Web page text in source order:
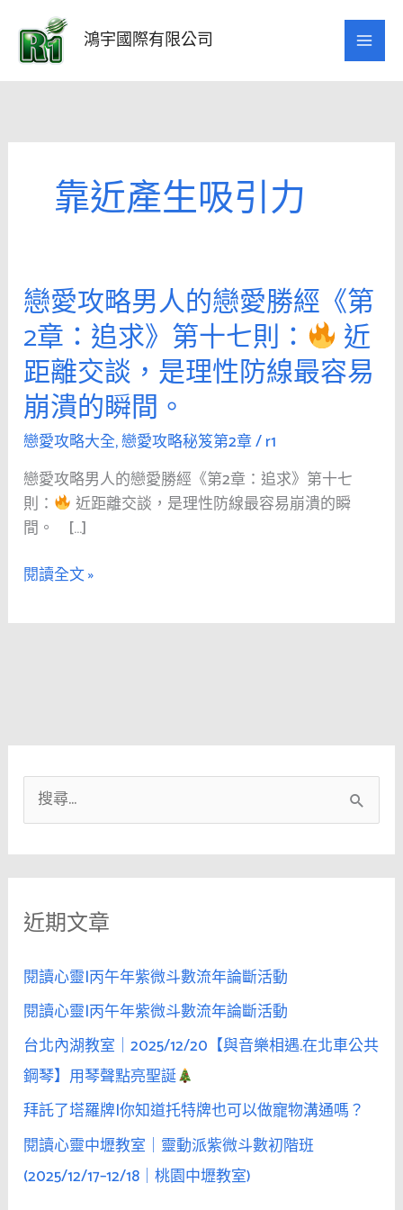
要
鴻宇國際有限公司
靠近產生吸引力
戀愛攻略男人的戀愛勝經《第
2章：追求》第十七則： 近
距離交談，是理性防線最容易
崩潰的瞬間。
戀愛攻略大全,戀愛攻略秘笈第2章/r1
戀愛攻略男人的戀愛勝經《第2章：追求》第十七
則：
近距離交談，是理性防線最容易崩潰的瞬
間。 […]
戀
愛
攻
略
男
人
的
戀
愛
勝
經
《第
2
距
離
交
是
性
防
線
最
容
易
崩
潰
的
閱讀全文 »
尋
關
字
近期文章
閱讀心靈|丙午年紫微斗數流年論斷活動
閱讀心靈|丙午年紫微斗數流年論斷活動
台北內湖教室｜2025/12/20【與音樂相遇.在北車公共
鋼琴】用琴聲點亮聖誕
拜託了塔羅牌|你知道托特牌也可以做寵物溝通嗎？
閱讀心靈中壢教室｜靈動派紫微斗數初階班
(2025/12/17–12/18｜桃園中壢教室)